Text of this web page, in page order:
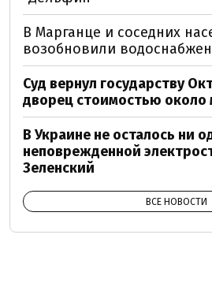
В Марганце и соседних
возобновили
Суд вернул государству
дворец стоимостью около
В Украине не осталось ни
неповрежденной
Зеленский
ВСЕ НОВОСТИ